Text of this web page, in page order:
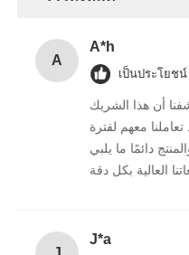
A
A*h
เป็นประโยชน์
أن هذا الشريك
تعاملنا معهم لفترة
دائمًا ما يلبي
J*a